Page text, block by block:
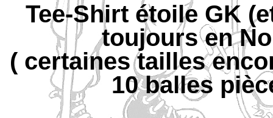
Tee-Shirt étoile GK
toujours en
( certaines tailles
10 balles